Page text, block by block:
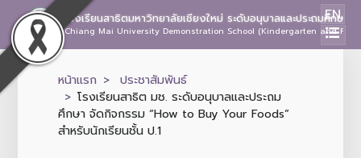
โรงเรียนสาธิตมหาวิทยาลัยเชียงใหม่ ระดับอนุบาลและประถมศึกษา
Chiang Mai University Demonstration School (Kindergarten and
EN
หน้าแรก
ประชาสัมพันธ์
โรงเรียนสาธิต มช. ระดับอนุบาลและประถม
ศึกษา จัดกิจกรรม “How to Buy Your Foods”
สำหรับนักเรียนชั้น ป.1